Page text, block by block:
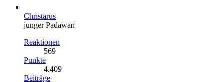
Christarus
junger Padawan
Reaktionen
569
Punkte
4.409
Beiträge